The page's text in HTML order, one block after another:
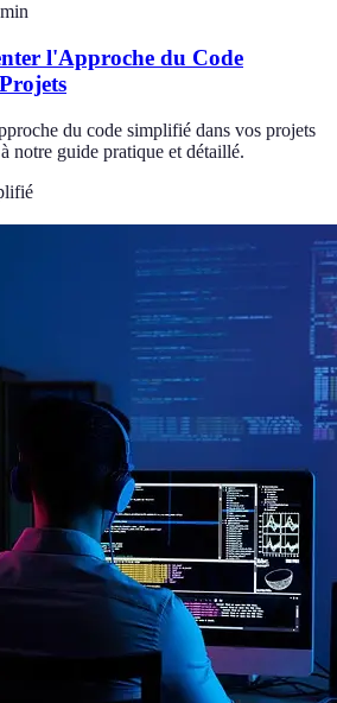
min
l'Approche du Code
du code simplifié dans vos projets
notre guide pratique et détaillé.